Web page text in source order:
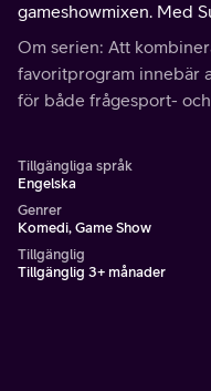
gameshowmixen. Med
Rodolfo.
Om serien: Att
favoritprogram innebär
för både frågesport-
Tillgängliga språk
Engelska
Genrer
Komedi, Game Show
Tillgänglig
Tillgänglig 3+ månader